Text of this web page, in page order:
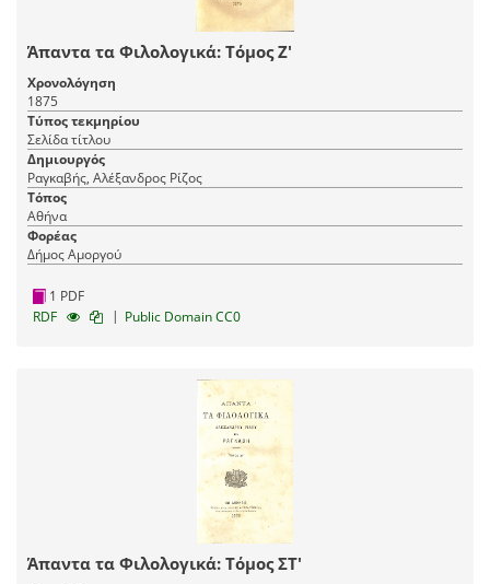
Άπαντα τα Φιλολογικά: Τόμος Ζ'
Χρονολόγηση
1875
Τύπος τεκμηρίου
Σελίδα τίτλου
Δημιουργός
Ραγκαβής, Αλέξανδρος Ρίζος
Τόπος
Αθήνα
Φορέας
Δήμος Αμοργού
1 PDF
RDF
| Public Domain CC0
Άπαντα τα Φιλολογικά: Τόμος ΣΤ'